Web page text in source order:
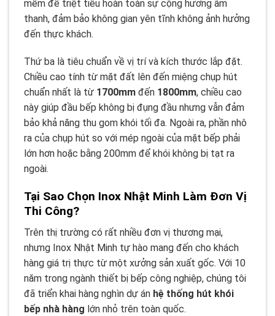
mềm để triệt tiêu hoàn toàn sự cộng hưởng âm
thanh, đảm bảo không gian yên tĩnh không ảnh hưởng
đến thực khách.
Thứ ba là tiêu chuẩn về vị trí và kích thước lắp đặt.
Chiều cao tính từ mặt đất lên đến miệng chụp hút
chuẩn nhất là từ 1700mm đến 1800mm, chiều cao
này giúp đầu bếp không bị đụng đầu nhưng vẫn đảm
bảo khả năng thu gom khói tối đa. Ngoài ra, phần nhô
ra của chụp hút so với mép ngoài của mặt bếp phải
lớn hơn hoặc bằng 200mm để khói không bị tạt ra
ngoài.
Tại Sao Chọn Inox Nhật Minh Làm Đơn Vị
Thi Công?
Trên thị trường có rất nhiều đơn vị thương mại,
nhưng Inox Nhật Minh tự hào mang đến cho khách
hàng giá trị thực từ một xưởng sản xuất gốc. Với 10
năm trong ngành thiết bị bếp công nghiệp, chúng tôi
đã triển khai hàng nghìn dự án hệ thống hút khói
bếp nhà hàng lớn nhỏ trên toàn quốc.